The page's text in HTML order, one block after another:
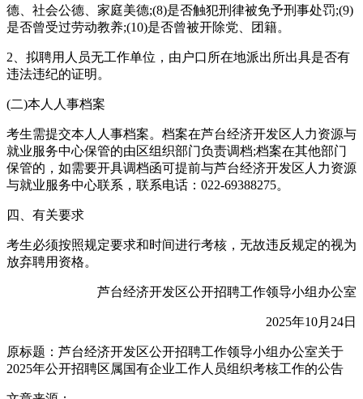
德、社会公德、家庭美德;(8)是否触犯刑律被免予刑事处罚;(9)
是否曾受过劳动教养;(10)是否曾被开除党、团籍。
2、拟聘用人员无工作单位，由户口所在地派出所出具是否有
违法违纪的证明。
(二)本人人事档案
考生需提交本人人事档案。档案在芦台经济开发区人力资源与
就业服务中心保管的由区组织部门负责调档;档案在其他部门
保管的，如需要开具调档函可提前与芦台经济开发区人力资源
与就业服务中心联系，联系电话：022-69388275。
四、有关要求
考生必须按照规定要求和时间进行考核，无故违反规定的视为
放弃聘用资格。
芦台经济开发区公开招聘工作领导小组办公室
2025年10月24日
原标题：芦台经济开发区公开招聘工作领导小组办公室关于
2025年公开招聘区属国有企业工作人员组织考核工作的公告